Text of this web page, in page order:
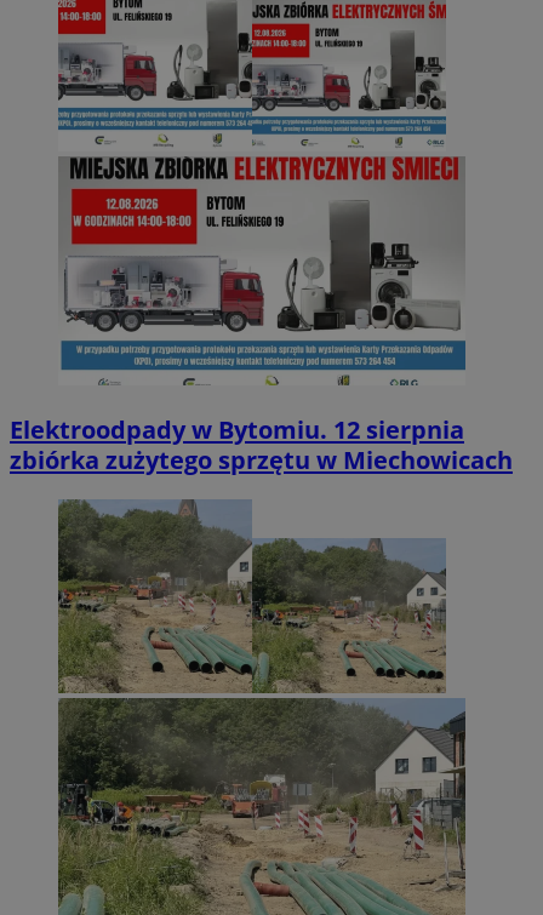
Elektroodpady w Bytomiu. 12 sierpnia
zbiórka zużytego sprzętu w Miechowicach